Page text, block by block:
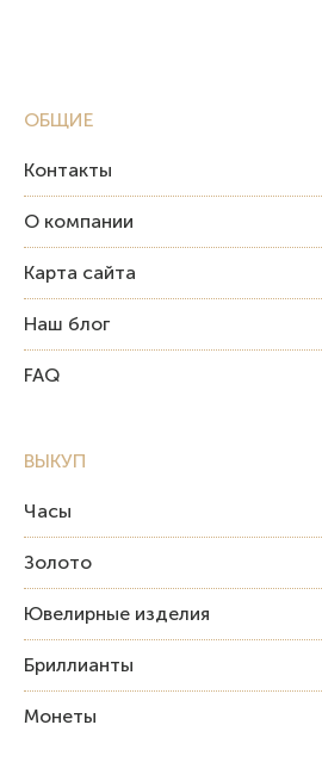
ОБЩИЕ
Контакты
О компании
Карта сайта
Наш блог
FAQ
ВЫКУП
Часы
Золото
Ювелирные изделия
Бриллианты
Монеты